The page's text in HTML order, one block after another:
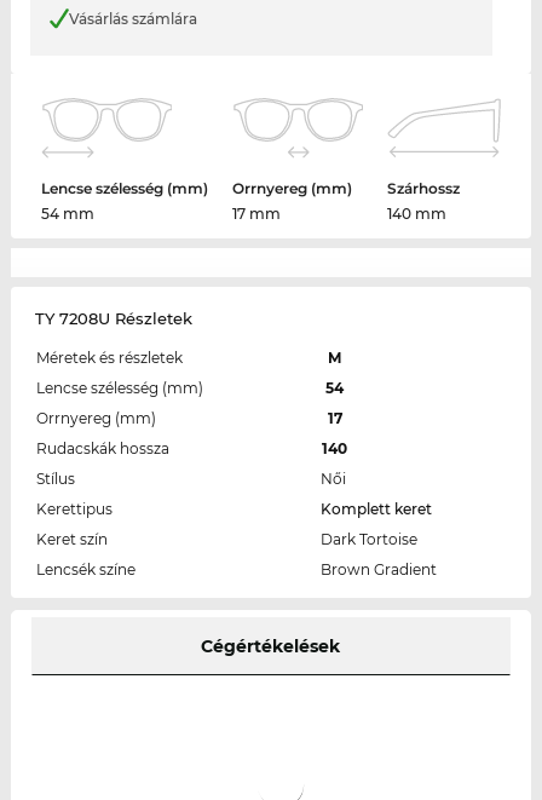
Vásárlás számlára
Lencse szélesség (mm)
54 mm
Orrnyereg (mm)
17 mm
Szárhossz
140 mm
TY 7208U Részletek
Méretek és részletek
M
Lencse szélesség (mm)
54
Orrnyereg (mm)
17
Rudacskák hossza
140
Stílus
Női
Kerettipus
Komplett keret
Keret szín
Dark Tortoise
Lencsék színe
Brown Gradient
Cégértékelések